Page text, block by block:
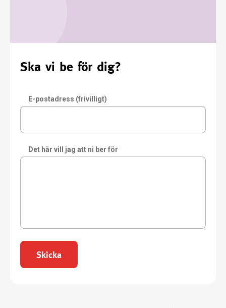
Ska vi be för dig?
E-postadress (frivilligt)
Det här vill jag att ni ber för
Skicka